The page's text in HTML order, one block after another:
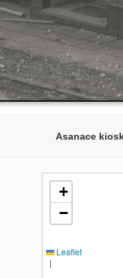
Asanace
+
−
Leaflet
|